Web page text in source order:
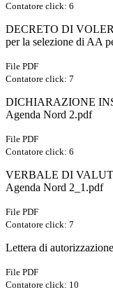
Contatore click: 6
DECRETO DI
per la selezione di AA
File PDF
Contatore click: 7
DICHIARAZIONE
Agenda Nord 2.pdf
File PDF
Contatore click: 6
VERBALE DI
Agenda Nord 2_1.pdf
File PDF
Contatore click: 7
Lettera di
File PDF
Contatore click: 10